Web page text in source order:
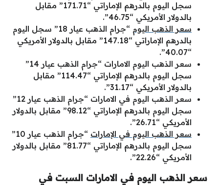
سجل اليوم بالدرهم الإماراتي “171.71” مقابل
بالدولار الأمريكي “46.75”.
سعر الذهب اليوم
“جرام الذهب عيار 18” سجل اليوم
بالدرهم الإماراتي “147.18” مقابل بالدولار الأمريكي
“40.07”.
سعر الذهب اليوم الامارات “جرام الذهب عيار 14”
سجل اليوم بالدرهم الإماراتي “114.47” مقابل
بالدولار الأمريكي “31.17”.
سعر الذهب اليوم في الامارات “جرام الذهب عيار 12”
سجل اليوم بالدرهم الإماراتي “98.12” مقابل بالدولار
الأمريكي “26.71”.
سعر الذهب اليوم في الإمارات
“جرام الذهب عيار 10”
سجل اليوم بالدرهم الإماراتي “81.77” مقابل بالدولار
الأمريكي “22.26”.
سعر الذهب اليوم في الامارات السبت في